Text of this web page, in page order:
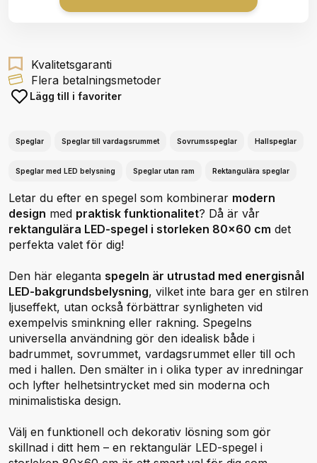
Kvalitetsgaranti
Flera betalningsmetoder
Lägg till i favoriter
Speglar Speglar till vardagsrummet Sovrumsspeglar Hallspeglar
Speglar med LED belysning Speglar utan ram Rektangulära speglar
Letar du efter en spegel som kombinerar modern
design med praktisk funktionalitet? Då är vår
rektangulära LED-spegel i storleken 80x60 cm det
perfekta valet för dig!
Den här eleganta spegeln är utrustad med energisnål
LED-bakgrundsbelysning, vilket inte bara ger en stilren
ljuseffekt, utan också förbättrar synligheten vid
exempelvis sminkning eller rakning. Spegelns
universella användning gör den idealisk både i
badrummet, sovrummet, vardagsrummet eller till och
med i hallen. Den smälter in i olika typer av inredningar
och lyfter helhetsintrycket med sin moderna och
minimalistiska design.
Välj en funktionell och dekorativ lösning som gör
skillnad i ditt hem – en rektangulär LED-spegel i